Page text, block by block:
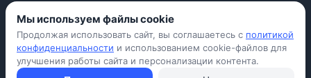
Приложение для iPhone
© Avada Shop, 2026
Конфиденциальность
Мы используем файлы cookie
Продолжая использовать сайт, вы соглашаетесь с политикой
конфиденциальности и использованием cookie-файлов для
улучшения работы сайта и персонализации контента.